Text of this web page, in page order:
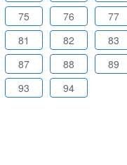
75
76 77
81
82 83
87
88 89
93
94